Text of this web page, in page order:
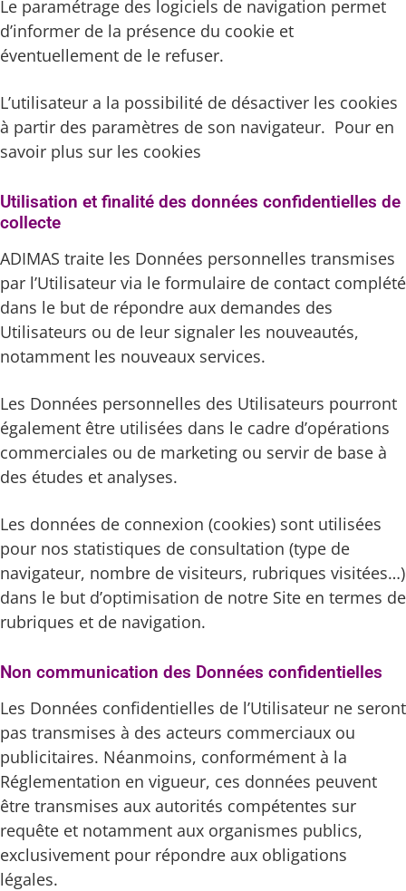
Le paramétrage des logiciels de navigation permet
d’informer de la présence du cookie et
éventuellement de le refuser.
L’utilisateur a la possibilité de désactiver les cookies
à partir des paramètres de son navigateur. Pour en
savoir plus sur les cookies
Utilisation et finalité des données confidentielles de
collecte
ADIMAS traite les Données personnelles transmises
par l’Utilisateur via le formulaire de contact complété
dans le but de répondre aux demandes des
Utilisateurs ou de leur signaler les nouveautés,
notamment les nouveaux services.
Les Données personnelles des Utilisateurs pourront
également être utilisées dans le cadre d’opérations
commerciales ou de marketing ou servir de base à
des études et analyses.
Les données de connexion (cookies) sont utilisées
pour nos statistiques de consultation (type de
navigateur, nombre de visiteurs, rubriques visitées…)
dans le but d’optimisation de notre Site en termes de
rubriques et de navigation.
Non communication des Données confidentielles
Les Données confidentielles de l’Utilisateur ne seront
pas transmises à des acteurs commerciaux ou
publicitaires. Néanmoins, conformément à la
Réglementation en vigueur, ces données peuvent
être transmises aux autorités compétentes sur
requête et notamment aux organismes publics,
exclusivement pour répondre aux obligations
légales.